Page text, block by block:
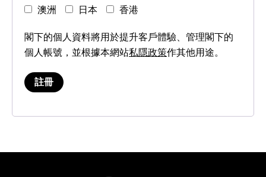
澳洲
日本 香港
閣下的個人資料將用於提升客戶體驗、管理閣下的
個人帳號，並根據本網站私隱政策作其他用途。
註冊